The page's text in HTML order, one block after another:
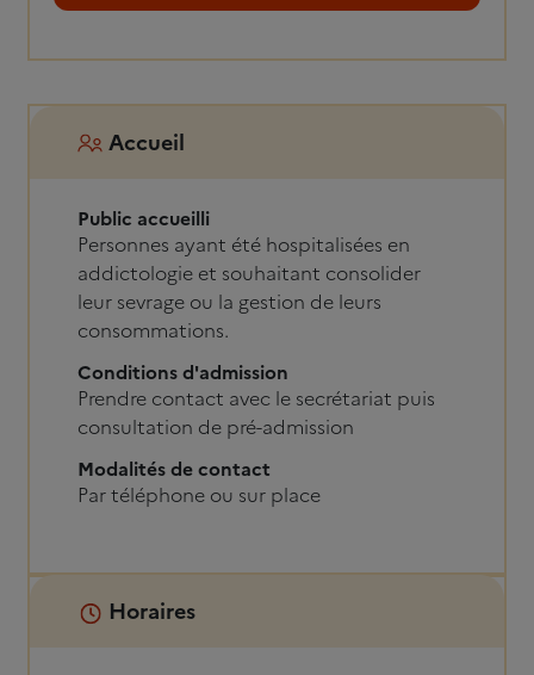
Accueil
Public accueilli
Personnes ayant été hospitalisées en
addictologie et souhaitant consolider
leur sevrage ou la gestion de leurs
consommations.
Conditions d'admission
Prendre contact avec le secrétariat puis
consultation de pré-admission
Modalités de contact
Par téléphone ou sur place
Horaires